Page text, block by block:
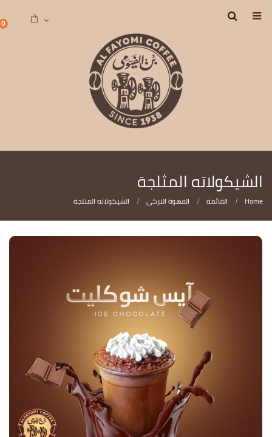
0
الشيكولاته المثلجة
Home القائمة القهوة التركى الشيكولاته المثلجة